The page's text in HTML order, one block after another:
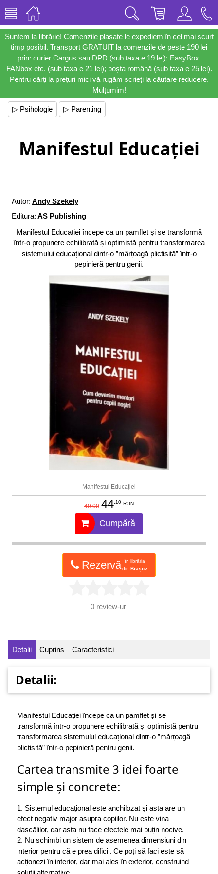
Suntem la librărie! Comenzile plasate le expediem în cel mai scurt
timp posibil. Transport GRATUIT la comenzile de peste 190 lei
prin: curier Cargus sau DPD (sub taxa e 19 lei); EasyBox,
FANbox etc. (sub taxa e 21 lei); poșta română (sub taxa e 25 lei).
Pentru cărți la prețuri mici vă rugăm scrieți la căutare reducere.
Mulțumim!
▷ Psihologie ▷ Parenting
Manifestul Educației
Autor: Andy Szekely
Editura: AS Publishing
Manifestul Educației începe ca un pamflet și se transformă
într-o propunere echilibrată și optimistă pentru transformarea
sistemului educațional dintr-o ”mârțoagă plictisită” într-o
pepinieră pentru genii.
Manifestul Educației
49.00 44.10 RON
Cumpără
Rezervă
în librăria
din Brașov
0 review-uri
Detalii Cuprins Caracteristici
Detalii:
Manifestul Educației începe ca un pamflet și se
transformă într-o propunere echilibrată și optimistă pentru
transformarea sistemului educațional dintr-o ”mârțoagă
plictisită” într-o pepinieră pentru genii.
Cartea transmite 3 idei foarte
simple și concrete:
1. Sistemul educațional este anchilozat și asta are un
efect negativ major asupra copiilor. Nu este vina
dascălilor, dar asta nu face efectele mai puțin nocive.
2. Nu schimbi un sistem de asemenea dimensiuni din
interior pentru că e prea dificil. Ce poți să faci este să
acționezi în interior, dar mai ales în exterior, construind
soluții alternative